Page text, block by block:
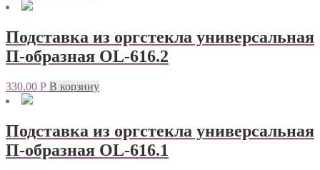
Подставка из оргстекла универсальная
П-образная OL-616.2
330.00 Р В корзину
Подставка из оргстекла универсальная
П-образная OL-616.1